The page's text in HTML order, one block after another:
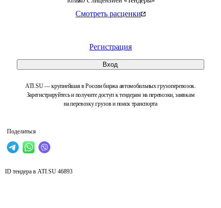
Смотреть расценки
Регистрация
Вход
ATI.SU — крупнейшая в России биржа автомобильных грузоперевозок.
Зарегистрируйтесь и получите доступ к тендерам на перевозки, заявкам
на перевозку грузов и поиск транспорта
Поделиться
ID тендера в ATI.SU 46893